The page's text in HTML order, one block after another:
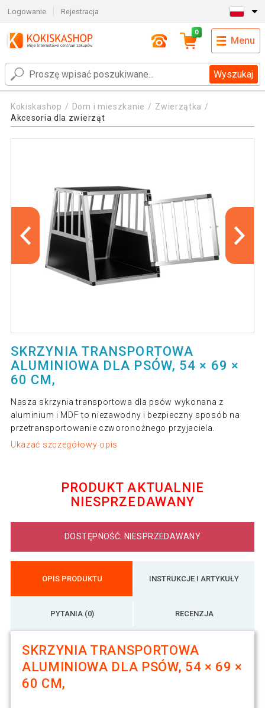
Logowanie Rejestracja
Wyszukaj
0
Menu
Kokiskashop Dom i mieszkanie
Zwierzątka
Akcesoria dla zwierząt
SKRZYNIA TRANSPORTOWA
ALUMINIOWA DLA PSÓW, 54 × 69 ×
60 CM,
Nasza skrzynia transportowa dla psów wykonana z
aluminium i MDF to niezawodny i bezpieczny sposób na
przetransportowanie czworonożnego przyjaciela.
Ukazać szczegółowy opis
PRODUKT AKTUALNIE
NIESPRZEDAWANY
DOSTĘPNOŚĆ: NIESPRZEDAWANY
OPIS PRODUKTU INSTRUKCJE I ARTYKUŁY
PYTANIA (0) RECENZJA
SKRZYNIA TRANSPORTOWA
ALUMINIOWA DLA PSÓW, 54 × 69 ×
60 CM,